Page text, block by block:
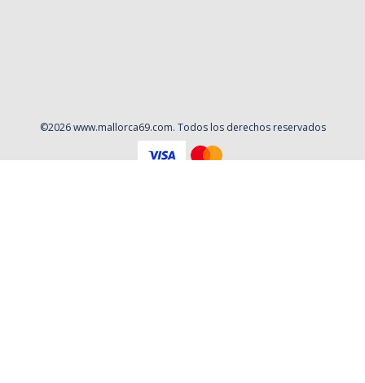
©2026 www.mallorca69.com. Todos los derechos reservados